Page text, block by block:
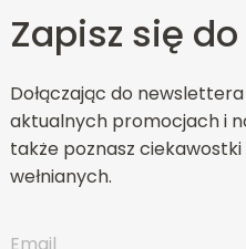
Zapisz się
Dołączając do
aktualnych promocjach i
także poznasz
wełnianych.